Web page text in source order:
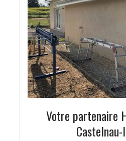
Votre partenaire